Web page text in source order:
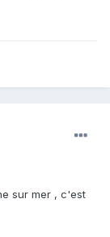
sur mer , c'est